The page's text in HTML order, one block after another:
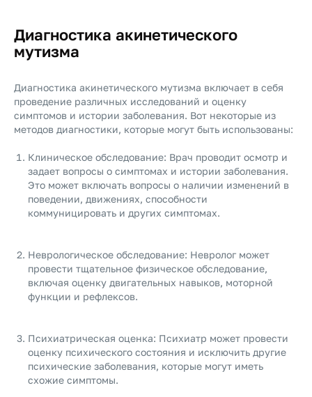
Диагностика акинетического
мутизма
Диагностика акинетического мутизма включает в себя
проведение различных исследований и оценку
симптомов и истории заболевания. Вот некоторые из
методов диагностики, которые могут быть использованы:
Клиническое обследование: Врач проводит осмотр и
задает вопросы о симптомах и истории заболевания.
Это может включать вопросы о наличии изменений в
поведении, движениях, способности
коммуницировать и других симптомах.
Неврологическое обследование: Невролог может
провести тщательное физическое обследование,
включая оценку двигательных навыков, моторной
функции и рефлексов.
Психиатрическая оценка: Психиатр может провести
оценку психического состояния и исключить другие
психические заболевания, которые могут иметь
схожие симптомы.